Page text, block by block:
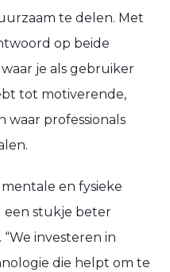
te delen. Met
op beide
je als gebruiker
tot motiverende,
professionals
en fysieke
een stukje beter
investeren in
die helpt om te